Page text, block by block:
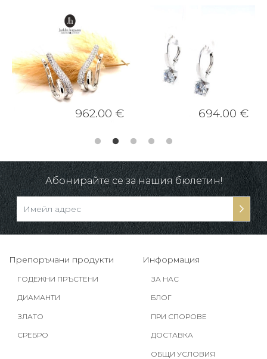
962.00 € 694.00 €
Абонирайте се за нашия бюлетин!
Препоръчани продукти
ГОДЕЖНИ ПРЪСТЕНИ
ДИАМАНТИ
ЗЛАТО
СРЕБРО
Информация
ЗА НАС
БЛОГ
ПРИ СПОРОВЕ
ДОСТАВКА
ОБЩИ УСЛОВИЯ